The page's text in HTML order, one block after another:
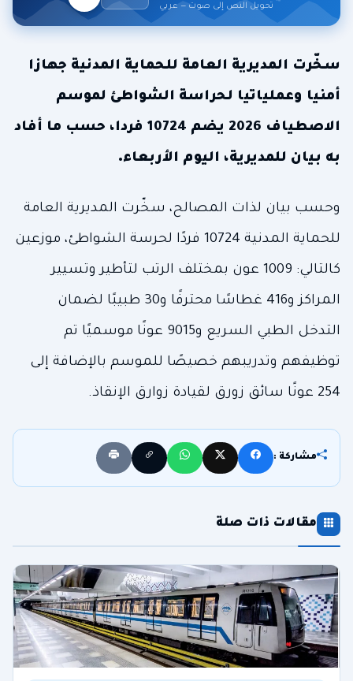
تحويل النص إلى صوت — عربي
سخّرت المديرية العامة للحماية المدنية جهازا
أمنيا وعملياتيا لحراسة الشواطئ لموسم
الاصطياف 2026 يضم 10724 فردا، حسب ما أفاد
به بيان للمديرية، اليوم الأربعاء.
وحسب بيان لذات المصالح، سخّرت المديرية العامة
للحماية المدنية 10724 فردًا لحرسة الشواطئ، موزعين
كالتالي: 1009 عون بمختلف الرتب لتأطير وتسيير
المراكز و416 غطاسًا محترفًا و30 طبيبًا لضمان
التدخل الطبي السريع و9015 عونًا موسميًا تم
توظيفهم وتدريبهم خصيصًا للموسم بالإضافة إلى
254 عونًا سائق زورق لقيادة زوارق الإنقاذ.
مشاركة :
مقالات ذات صلة